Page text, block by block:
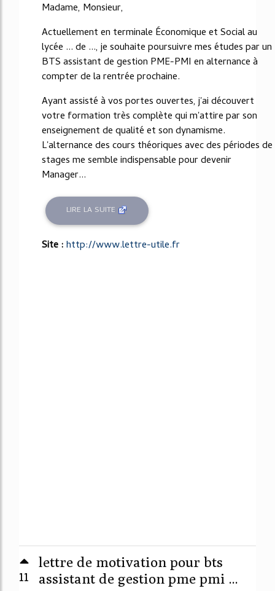
Madame, Monsieur,
Actuellement en terminale Économique et Social au
lycée ... de ..., je souhaite poursuivre mes études par un
BTS assistant de gestion PME-PMI en alternance à
compter de la rentrée prochaine.
Ayant assisté à vos portes ouvertes, j'ai découvert
votre formation très complète qui m'attire par son
enseignement de qualité et son dynamisme.
L'alternance des cours théoriques avec des périodes de
stages me semble indispensable pour devenir
Manager...
LIRE LA SUITE
Site :http://www.lettre-utile.fr
11
lettre de motivation pour bts
assistant de gestion pme pmi ...